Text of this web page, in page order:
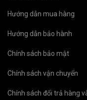
Hướng dẫn mua hàng
Hướng dẫn bảo hành
Chính sách bảo mật
Chính sách vận chuyển
Chính sách đổi trả hàng